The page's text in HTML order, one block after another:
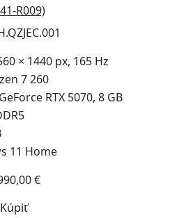
R009)
× 1440 px, 165 Hz
7 260
RTX 5070, 8 GB
11 Home
€
Kúpiť